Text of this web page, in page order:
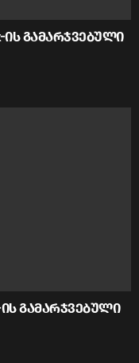
გამარჯვებული
გამარჯვებული